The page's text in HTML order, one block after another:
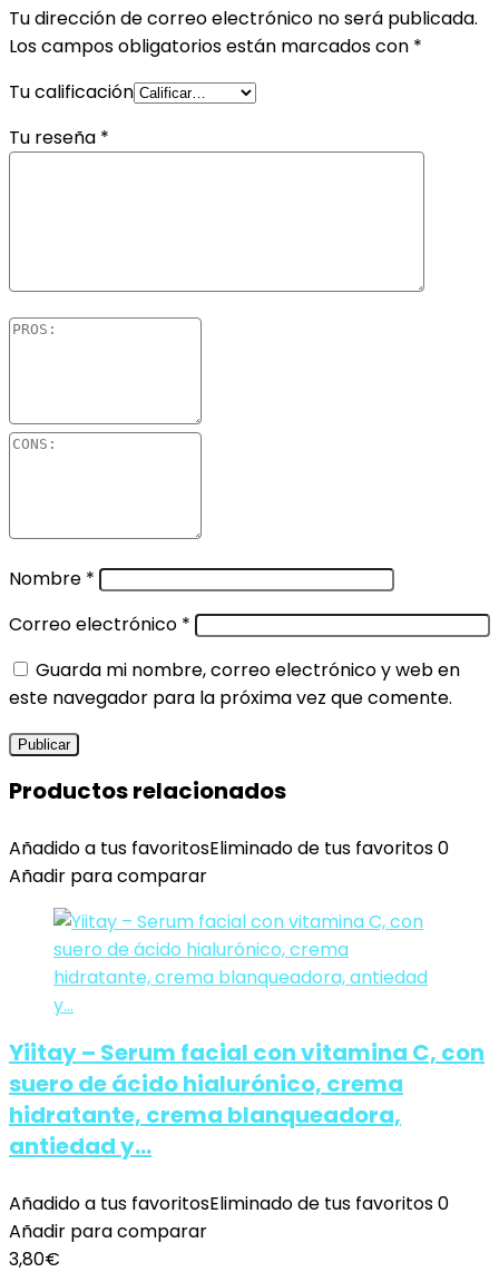
Tu dirección de correo electrónico no será publicada.
Los campos obligatorios están marcados con *
Tu calificación
Tu reseña *
Nombre *
Correo electrónico *
Guarda mi nombre, correo electrónico y web en
este navegador para la próxima vez que comente.
Productos relacionados
Añadido a tus favoritosEliminado de tus favoritos0
Añadir para comparar
Yiitay – Serum facial con vitamina C, con
suero de ácido hialurónico, crema
hidratante, crema blanqueadora,
antiedad y…
Añadido a tus favoritosEliminado de tus favoritos0
Añadir para comparar
3,80€